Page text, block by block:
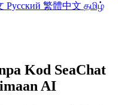
Русский 繁體中文 தமிழ்
Kod SeaChat
AI